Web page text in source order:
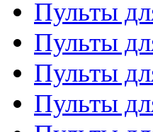
Пульты
Пульты
Пульты
Пульты